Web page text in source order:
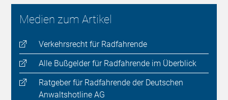
Medien zum Artikel
Verkehrsrecht für Radfahrende
Alle Bußgelder für Radfahrende im Überblick
Ratgeber für Radfahrende der Deutschen
Anwaltshotline AG